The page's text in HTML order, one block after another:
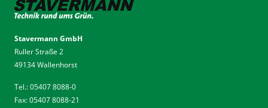
Stavermann GmbH
Ruller Straße 2
49134 Wallenhorst
Tel.: 05407 8088-0
Fax: 05407 8088-21